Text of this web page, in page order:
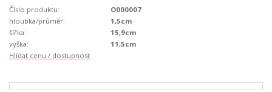
Číslo produktu:
O000007
hloubka/průměr:
1,5cm
šířka:
15,9cm
výška:
11,5cm
Hlídat cenu / dostupnost